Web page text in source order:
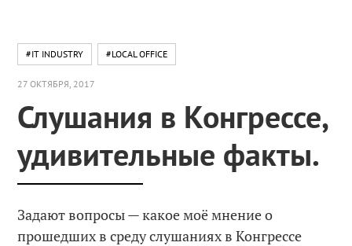
#IT INDUSTRY #LOCAL OFFICE
27 ОКТЯБРЯ, 2017
Слушания в Конгрессе,
удивительные факты.
Задают вопросы — какое моё мнение о
прошедших в среду слушаниях в Конгрессе